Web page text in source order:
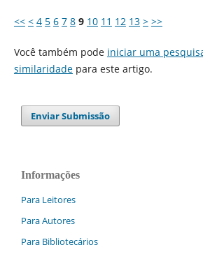
<< < 4 5 6 7 8 9 10 11 12 13 > >>
Você também pode iniciar uma
similaridadepara este artigo.
Enviar Submissão
Informações
Para Leitores
Para Autores
Para Bibliotecários